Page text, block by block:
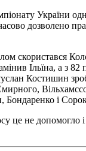
України
дозволено
скористався
Ільїна, а з 82
Костишин
і
це не допомогло